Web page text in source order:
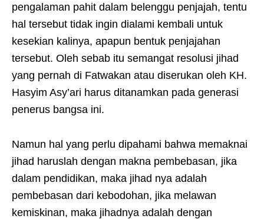
pengalaman pahit dalam belenggu penjajah, tentu
hal tersebut tidak ingin dialami kembali untuk
kesekian kalinya, apapun bentuk penjajahan
tersebut. Oleh sebab itu semangat resolusi jihad
yang pernah di Fatwakan atau diserukan oleh KH.
Hasyim Asy’ari harus ditanamkan pada generasi
penerus bangsa ini.
Namun hal yang perlu dipahami bahwa memaknai
jihad haruslah dengan makna pembebasan, jika
dalam pendidikan, maka jihad nya adalah
pembebasan dari kebodohan, jika melawan
kemiskinan, maka jihadnya adalah dengan